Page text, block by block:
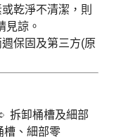
乾淨不清潔，則
見諒。
保固及第三方(原
拆卸桶槽及細部
槽、細部零